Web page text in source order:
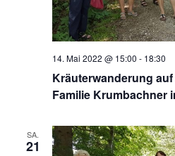
Kräuterwanderung
Familie Krumbachner
14. Mai 2022 @ 15:00 - 18:30
SA.
21